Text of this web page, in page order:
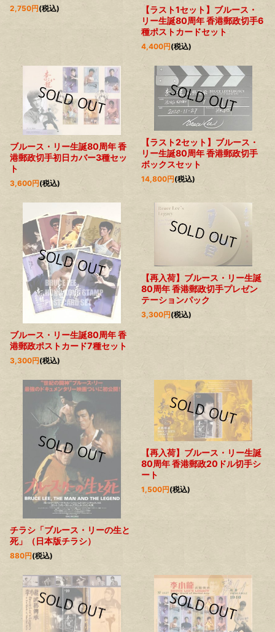
2,750円(税込)
【ラスト1セット】ブルース・
リー生誕80周年 香港郵政切手6
種ポストカードセット
4,400円(税込)
ブルース・リー生誕80周年 香
港郵政切手初日カバー3種セッ
ト
3,600円(税込)
【ラスト2セット】ブルース・
リー生誕80周年 香港郵政切手
ボックスセット
14,800円(税込)
ブルース・リー生誕80周年 香
港郵政ポストカード7種セット
3,300円(税込)
【再入荷】ブルース・リー生誕
80周年 香港郵政切手プレゼン
テーションパック
3,300円(税込)
チラシ「ブルース・リーの生と
死」（日本版チラシ）
880円(税込)
【再入荷】ブルース・リー生誕
80周年 香港郵政20ドル切手シ
ート
1,500円(税込)